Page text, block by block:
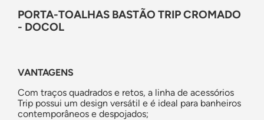
PORTA-TOALHAS BASTÃO TRIP CROMADO
- DOCOL
VANTAGENS
Com traços quadrados e retos, a linha de acessórios
Trip possui um design versátil e é ideal para banheiros
contemporâneos e despojados;